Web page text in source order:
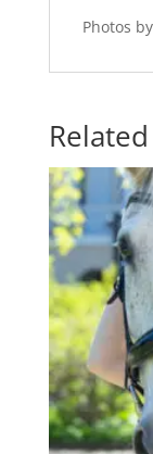
Photos